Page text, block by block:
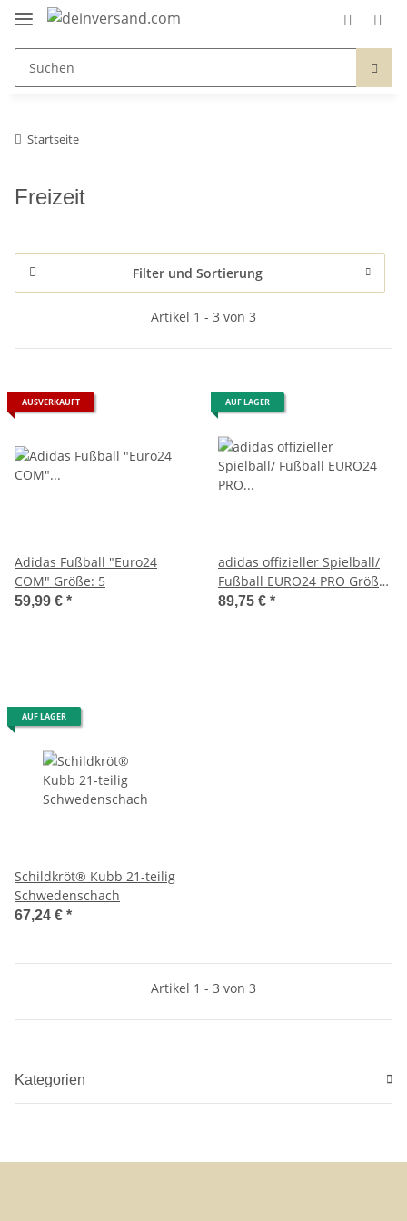
Startseite
Freizeit
Filter und Sortierung
Artikel 1 - 3 von 3
AUSVERKAUFT
Adidas Fußball "Euro24
COM" Größe: 5
59,99 € *
AUF LAGER
adidas offizieller Spielball/
Fußball EURO24 PRO Größe:
5
89,75 € *
AUF LAGER
Schildkröt® Kubb 21-teilig
Schwedenschach
67,24 € *
Artikel 1 - 3 von 3
Kategorien